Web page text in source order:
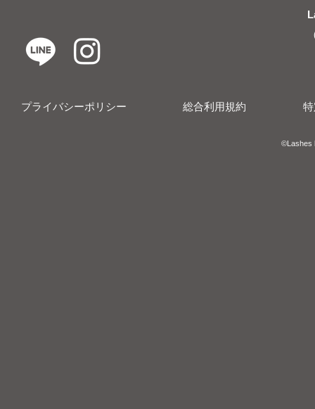
プライバシーポリシー 総合利用規約
​​©︎Lashes